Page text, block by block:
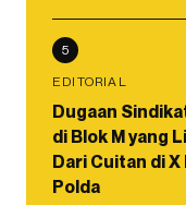
5
EDITORIAL
Dugaan
di Blok M yang
Dari Cuitan di X
Polda